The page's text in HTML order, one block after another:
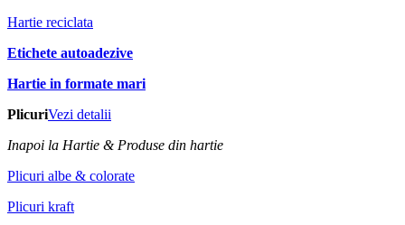
Hartie reciclata
Etichete autoadezive
Hartie in formate mari
PlicuriVezi detalii
Inapoi la Hartie & Produse din hartie
Plicuri albe & colorate
Plicuri kraft